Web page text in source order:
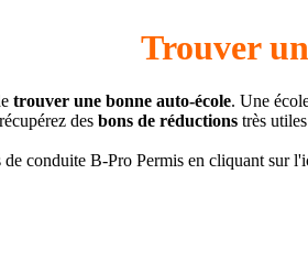
Trouver
trouver une bonne auto-école. Une
des bons de réductions très
conduite B-Pro Permis en cliquant sur